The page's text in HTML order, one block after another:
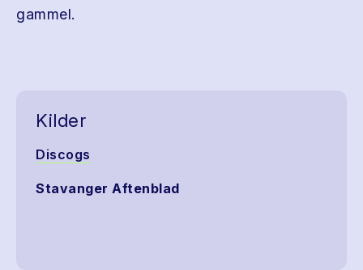
gammel.
Kilder
Discogs
Stavanger Aftenblad